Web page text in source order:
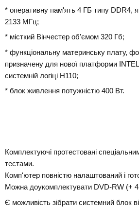
* оперативну пам'ять 4 ГБ типу DDR4,
2133 МГц;
* місткий Вінчестер об'ємом 320 Гб;
* функціональну материнську плату,
призначену для нової платформи
системній логіці H110;
* блок живлення потужністю 400 Вт.
Комплектуючі протестовані
тестами.
Комп'ютер повністю налаштований і
Можна доукомплектувати DVD-RW (+
Є можливість зібрати системний блок